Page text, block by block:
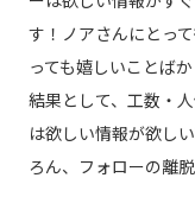
す！ノアさんにとっ
っても嬉しいことばか
結果として、工数・
は欲しい情報が欲し
ろん、フォローの離